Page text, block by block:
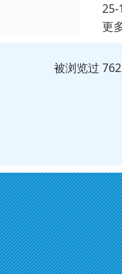
25-
更
被浏览过